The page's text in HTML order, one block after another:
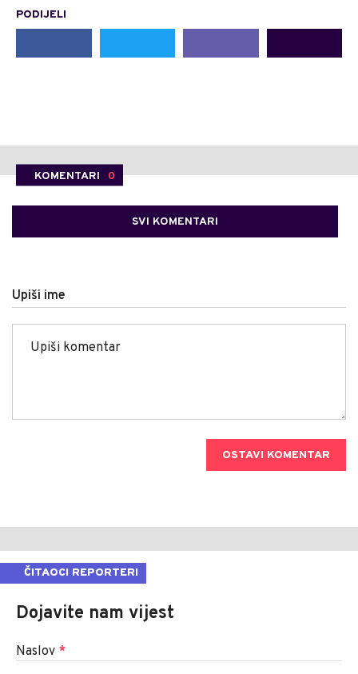
PODIJELI
KOMENTARI 0
SVI KOMENTARI
Upiši ime
OSTAVI KOMENTAR
ČITAOCI REPORTERI
Dojavite nam vijest
Naslov *